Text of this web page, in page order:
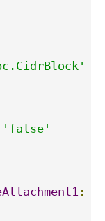
'false'
: